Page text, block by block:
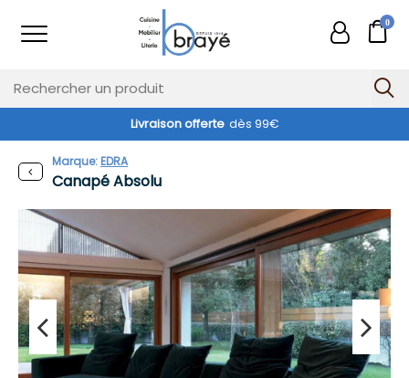
0
Livraison offerte dès 99€
Canapé Absolu
Marque:EDRA